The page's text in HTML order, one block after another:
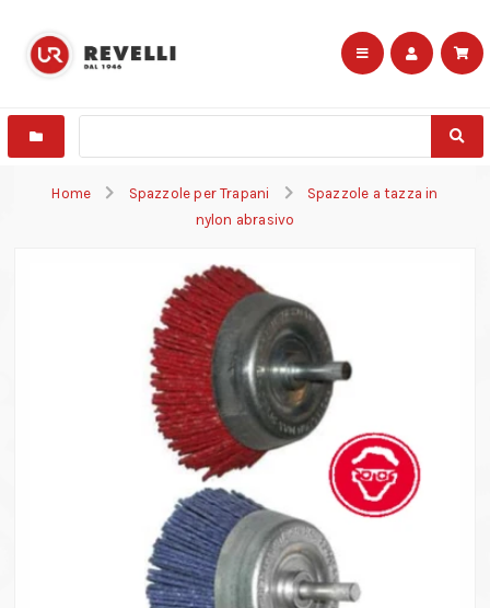
Home Spazzole per Trapani
Spazzole a tazza in
nylon abrasivo